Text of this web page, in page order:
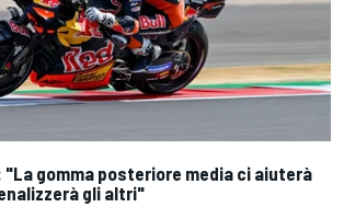
"La gomma posteriore media ci aiuterà
gli altri"